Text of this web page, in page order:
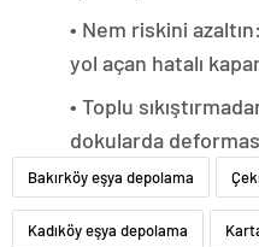
• Nem riskini
yol açan hatalı
• Toplu
dokularda
Bakırköy eşya depolama
Kadıköy eşya depolama